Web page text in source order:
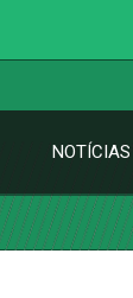
NOTÍCIAS